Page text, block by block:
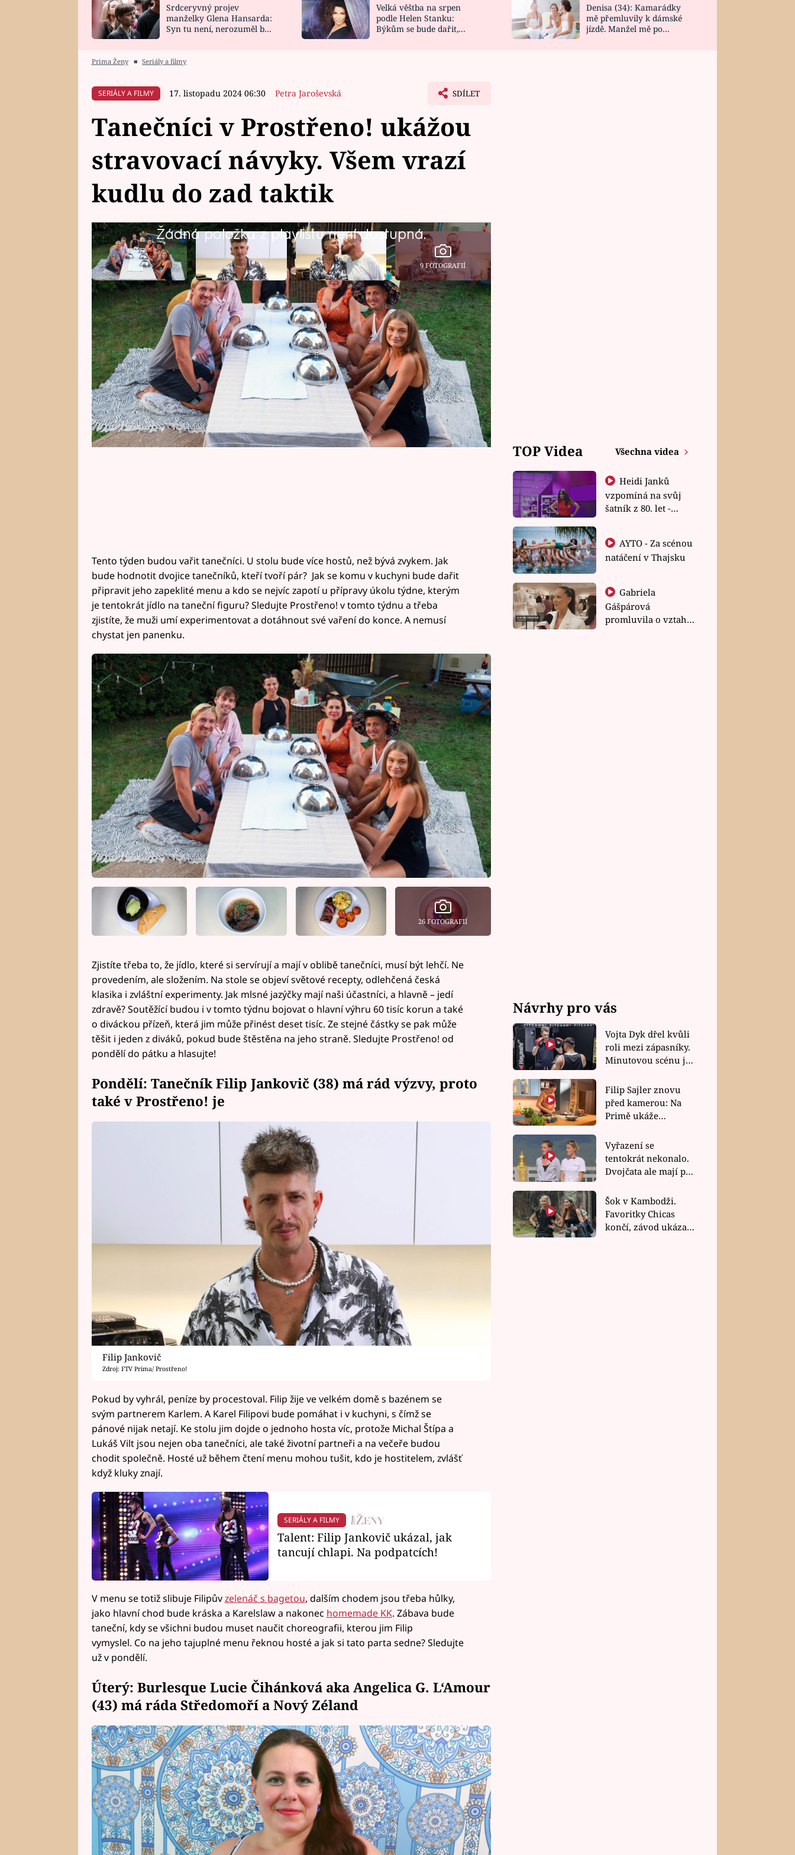
HOROSKOP NA
CELEBRITY
VAŘENÍ
NOVINKY
VIDEORECEPTY
DESIGN
Srdceryvný projev
manželky Glena Hansarda:
Syn tu není, nerozuměl by
Velká věštba na srpen
podle Helen Stanku:
Býkům se bude dařit,
Denisa (34): Kamarádky
mě přemluvily k dámské
jízdě. Manžel mě po
Prima Ženy ■ Seriály a filmy
SERIÁLY A FILMY 17. listopadu 2024 06:30 Petra Jaroševská SDÍLET
Tanečníci v Prostřeno! ukážou
stravovací návyky. Všem vrazí
kudlu do zad taktik
Žádná položka z playlistu není dostupná.
9 FOTOGRAFIÍ
V Prostřeno! se tento týden nebudou počítat jen gramy a mililitry
surovin, ale také taneční kroky. K prostřenému stolu totiž usednou
tanečníci.
Tento týden budou vařit tanečníci. U stolu bude více hostů, než bývá zvykem. Jak
bude hodnotit dvojice tanečníků, kteří tvoří pár? Jak se komu v kuchyni bude dařit
připravit jeho zapeklité menu a kdo se nejvíc zapotí u přípravy úkolu týdne, kterým
je tentokrát jídlo na taneční figuru? Sledujte Prostřeno! v tomto týdnu a třeba
zjistíte, že muži umí experimentovat a dotáhnout své vaření do konce. A nemusí
chystat jen panenku.
26 FOTOGRAFIÍ
Zjistíte třeba to, že jídlo, které si servírují a mají v oblibě tanečníci, musí být lehčí. Ne
provedením, ale složením. Na stole se objeví světové recepty, odlehčená česká
klasika i zvláštní experimenty. Jak mlsné jazýčky mají naši účastníci, a hlavně – jedí
zdravě? Soutěžící budou i v tomto týdnu bojovat o hlavní výhru 60 tisíc korun a také
o diváckou přízeň, která jim může přinést deset tisíc. Ze stejné částky se pak může
těšit i jeden z diváků, pokud bude štěstěna na jeho straně. Sledujte Prostřeno! od
pondělí do pátku a hlasujte!
Pondělí: Tanečník Filip Jankovič (38) má rád výzvy, proto
také v Prostřeno! je
Filip Jankovič
Zdroj: FTV Prima/ Prostřeno!
Pokud by vyhrál, peníze by procestoval. Filip žije ve velkém domě s bazénem se
svým partnerem Karlem. A Karel Filipovi bude pomáhat i v kuchyni, s čímž se
pánové nijak netají. Ke stolu jim dojde o jednoho hosta víc, protože Michal Štípa a
Lukáš Vilt jsou nejen oba tanečníci, ale také životní partneři a na večeře budou
chodit společně. Hosté už během čtení menu mohou tušit, kdo je hostitelem, zvlášť
když kluky znají.
SERIÁLY A FILMY
Talent: Filip Jankovič ukázal, jak
tancují chlapi. Na podpatcích!
V menu se totiž slibuje Filipůvzelenáč s bagetou, dalším chodem jsou třeba hůlky,
jako hlavní chod bude kráska a Karelslaw a nakonec homemade KK. Zábava bude
taneční, kdy se všichni budou muset naučit choreografii, kterou jim Filip
vymyslel. Co na jeho tajuplné menu řeknou hosté a jak si tato parta sedne? Sledujte
už v pondělí.
Úterý: Burlesque Lucie Čihánková aka Angelica G. L‘Amour
(43) má ráda Středomoří a Nový Zéland
TOP Videa Všechna videa
Heidi Janků
vzpomíná na svůj
šatník z 80. let -
natáčení v Thajsku
Gabriela
Gášpárová
promluvila o vztahu
Návrhy pro vás
Vojta Dyk dřel kvůli
roli mezi zápasníky.
Minutovou scénu jel
Filip Sajler znovu
před kamerou: Na
Primě ukáže
rychlé recepty
Vyřazení se
tentokrát nekonalo.
Dvojčata ale mají po
závodu nůž na krku
Šok v Kambodži.
Favoritky Chicas
končí, závod ukázal